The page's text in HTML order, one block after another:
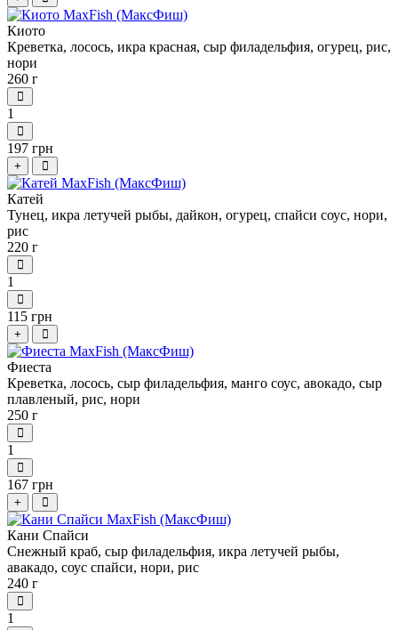
Киото
Креветка, лосось, икра красная, сыр филадельфия, огурец, рис,
нори
260 г
1
197 грн
+
Катей
Тунец, икра летучей рыбы, дайкон, огурец, спайси соус, нори,
рис
220 г
1
115 грн
+
Фиеста
Креветка, лосось, сыр филадельфия, манго соус, авокадо, сыр
плавленый, рис, нори
250 г
1
167 грн
+
Кани Спайси
Снежный краб, сыр филадельфия, икра летучей рыбы,
авакадо, соус спайси, нори, рис
240 г
1